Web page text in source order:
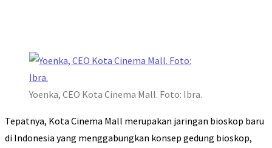
Yoenka, CEO Kota Cinema Mall. Foto: Ibra.
Tepatnya, Kota Cinema Mall merupakan jaringan bioskop baru
di Indonesia yang menggabungkan konsep gedung bioskop,